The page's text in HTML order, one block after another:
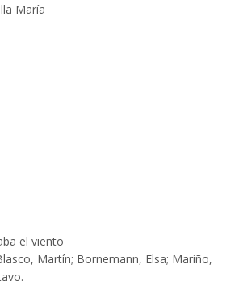
María
el viento
Martín; Bornemann, Elsa; Mariño,